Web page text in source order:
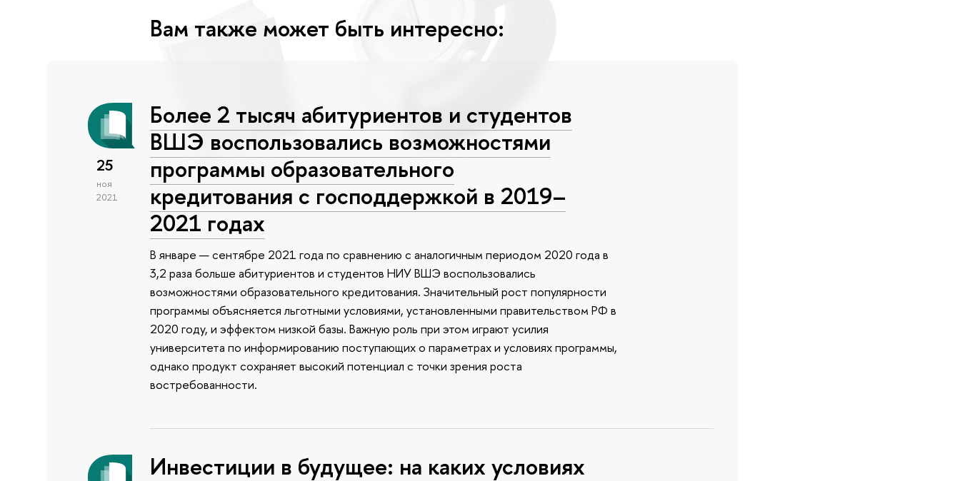
Вам также может быть интересно:
25
ноя
2021
Более 2 тысяч абитуриентов и студентов
ВШЭ воспользовались возможностями
программы образовательного
кредитования с господдержкой в 2019–
2021 годах
В январе — сентябре 2021 года по сравнению с аналогичным периодом 2020 года в
3,2 раза больше абитуриентов и студентов НИУ ВШЭ воспользовались
возможностями образовательного кредитования. Значительный рост популярности
программы объясняется льготными условиями, установленными правительством РФ в
2020 году, и эффектом низкой базы. Важную роль при этом играют усилия
университета по информированию поступающих о параметрах и условиях программы,
однако продукт сохраняет высокий потенциал с точки зрения роста
востребованности.
Инвестиции в будущее: на каких условиях